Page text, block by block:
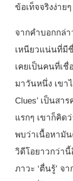
ข้อเท็จจริงง่ายๆ
จากคำบอกกล่า
เหนียวแน่นที่มี
เคยเป็นคนที่เ
มาวันหนึ่ง เขา
Clues’ เป็นสา
แรกๆ เขาก็คิด
พบว่าเนื้อหามั
วิดีโอยาวกว่า
ภาวะ ‘ตื่นรู้’ จ